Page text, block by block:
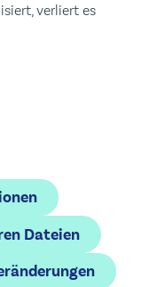
verliert es
Dateien